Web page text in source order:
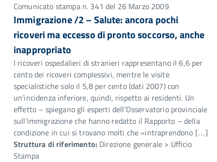
Comunicato stampa n. 341 del 26 Marzo 2009
Immigrazione /2 – Salute: ancora pochi
ricoveri ma eccesso di pronto soccorso, anche
inappropriato
I ricoveri ospedalieri di stranieri rappresentano il 6,6 per
cento dei ricoveri complessivi, mentre le visite
specialistiche solo il 5,8 per cento (dati 2007) con
un’incidenza inferiore, quindi, rispetto ai residenti. Un
effetto – spiegano gli esperti dell’Osservatorio provinciale
sull’immigrazione che hanno redatto il Rapporto – della
condizione in cui si trovano molti che «intraprendono […]
Struttura di riferimento: Direzione generale > Ufficio
Stampa